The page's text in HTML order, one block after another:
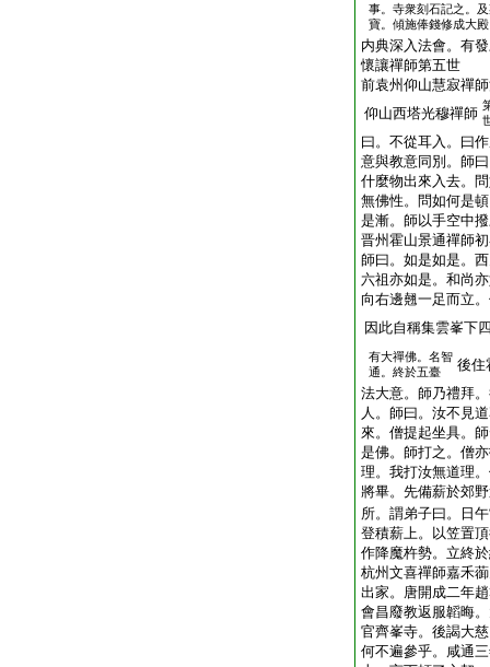
事。寺衆刻石記之。
寶。傾施俸錢修成大
内典深入法會。有
懷讓禪師第五世
前袁州仰山慧寂禪
仰山西塔光穆禪師
曰。不從耳入。曰
意與教意同別。師
什麼物出來入去。
無佛性。問如何是
是漸。師以手空中
晋州霍山景通禪師
師曰。如是如是。
六祖亦如是。和尚
向右邊翹一足而立
因此自稱集雲峯下
有大禪佛。名智
通。終於五臺
後住
法大意。師乃禮拜
人。師曰。汝不見
來。僧提起坐具。
是佛。師打之。僧
理。我打汝無道理
將畢。先備薪於郊
所。謂弟子曰。日
登積薪上。以笠置
作降魔杵勢。立終
杭州文喜禪師嘉禾
出家。唐開成二年
會昌廢教返服韜晦
官齊峯寺。後謁大
何不遍參乎。咸通